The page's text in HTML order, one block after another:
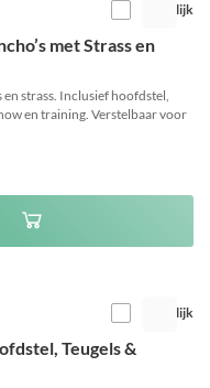
Vergelijk
met Strass en
strass. Inclusief hoofdstel,
en training. Verstelbaar voor
Vergelijk
Teugels &